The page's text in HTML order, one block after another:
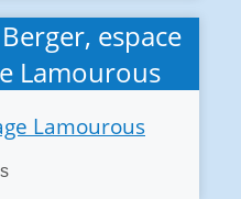
espace
Lamourous
Lamourous